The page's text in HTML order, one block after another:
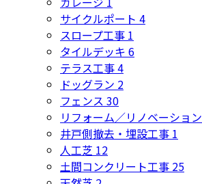
サイクルポート 4
スロープ工事 1
タイルデッキ 6
テラス工事4
ドッグラン 2
フェンス 30
リフォーム／リノベーション
井戸側撤去・埋設工事 1
人工芝 12
土間コンクリート工事 25